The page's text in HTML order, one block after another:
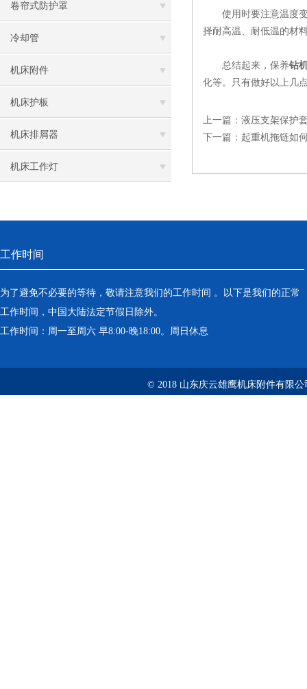
卷帘式防护罩
冷却管
机床附件
机床护板
机床排屑器
机床工作灯
使用时要注意温度变
择耐高温、耐低温的材
总结起来，保养钻
化等。只有做好以上几
上一篇： 液压支架保护
下一篇： 起重机拖链如
工作时间
为了避免不必要的等待，敬请注意我们的工作时间 。以下是我们的正常
工作时间，中国大陆法定节假日除外。
工作时间：周一至周六 早8:00-晚18:00。周日休息
© 2018 山东庆云雄鹰机床附件有限